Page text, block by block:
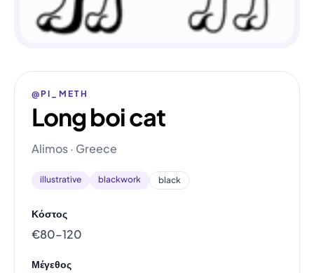
@PI_METH
Long boi cat
Alimos · Greece
illustrative blackwork black
Κόστος
€80–120
Μέγεθος